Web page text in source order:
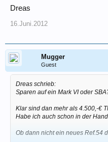
Dreas
16.Juni.2012
Mugger
Guest
Dreas schrieb:
Sparen auf ein Mark VI oder
Klar sind dan mehr als 4.500,-€
Habe ich auch schon in der
Ob dann nicht ein neues Ref.54